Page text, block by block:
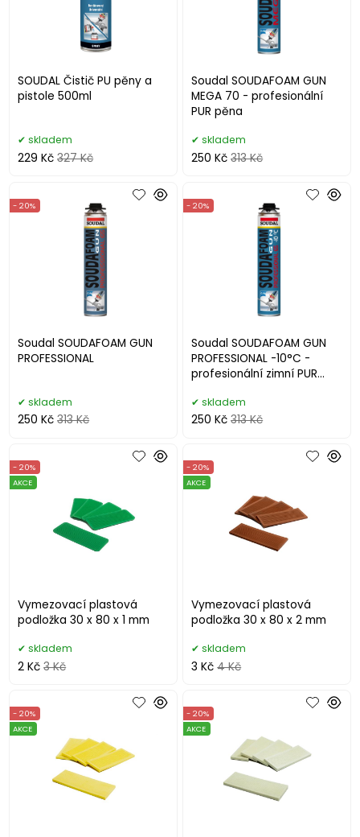
SOUDAL Čistič PU pěny a
pistole 500ml
skladem
229 Kč 327 Kč
Soudal SOUDAFOAM GUN
MEGA 70 - profesionální
PUR pěna
skladem
250 Kč 313 Kč
Soudal SOUDAFOAM GUN
PROFESSIONAL
- 20%
skladem
250 Kč 313 Kč
Soudal SOUDAFOAM GUN
PROFESSIONAL -10°C -
profesionální zimní PUR
- 20%
skladem
250 Kč 313 Kč
Vymezovací plastová
podložka 30 x 80 x 1 mm
- 20%
AKCE
skladem
2 Kč 3 Kč
Vymezovací plastová
podložka 30 x 80 x 2 mm
- 20%
AKCE
skladem
3 Kč 4 Kč
- 20%
AKCE
- 20%
AKCE